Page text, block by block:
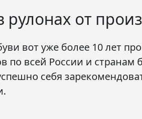
от
вот уже более 10 лет
по всей России и странам
себя